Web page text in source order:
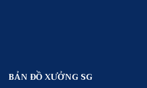
BẢN ĐỒ XƯỞNG SG